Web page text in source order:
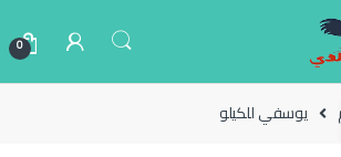
0
يوسفي للكيلو